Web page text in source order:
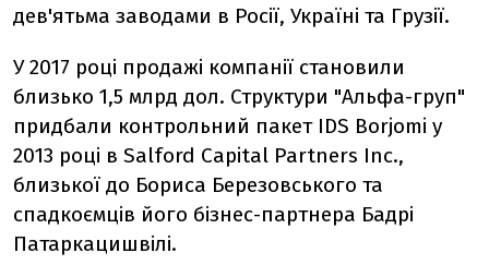
дев'ятьма заводами в Росії, Україні та Грузії.
У 2017 році продажі компанії становили
близько 1,5 млрд дол. Структури "Альфа-груп"
придбали контрольний пакет IDS Borjomi у
2013 році в Salford Capital Partners Inc.,
близької до Бориса Березовського та
спадкоємців його бізнес-партнера Бадрі
Патаркацишвілі.